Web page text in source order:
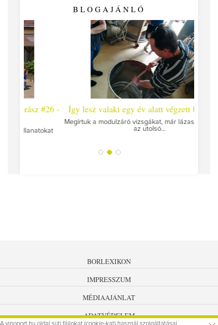
BLOGAJÁNLÓ
Így lesz valaki egy év alatt végzett borász #25
Megírtuk a modulzáró vizsgákat, már lázasan készülünk
BORLEXIKON
IMPRESSZUM
MÉDIAAJÁNLAT
ADATVÉDELEM